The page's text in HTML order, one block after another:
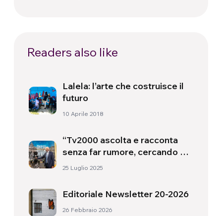
Readers also like
Lalela: l’arte che costruisce il
futuro
10 Aprile 2018
“Tv2000 ascolta e racconta
senza far rumore, cercando di
far luce” – Intervista a Gennaro
25 Luglio 2025
Editoriale Newsletter 20-2026
26 Febbraio 2026